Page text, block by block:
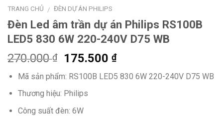
TRANG CHỦ / ĐÈN DỰ ÁN PHILIPS
Đèn Led âm trần dự án Philips RS100B
LED5 830 6W 220-240V D75 WB
270.000₫
Giá
gốc
là:
270.000 ₫.
175.500₫Giá
hiện
tại
Mã sản phẩm: RS100B LED5 830 6W 220-240V D75 WB
Thương hiệu: Philips
Công suất đèn: 6W